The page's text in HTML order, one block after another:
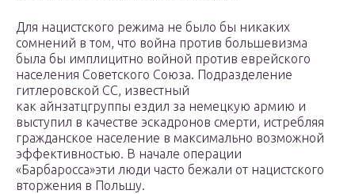
Для нацистского режима не было бы никаких
сомнений в том, что война против большевизма
была бы имплицитно войной против еврейского
населения Советского Союза. Подразделение
гитлеровской СС, известный
как айнзатцгруппы ездил за немецкую армию и
выступил в качестве эскадронов смерти, истребляя
гражданское население в максимально возможной
эффективностью. В начале операции
«Барбаросса»эти люди часто бежали от нацистского
вторжения в Польшу.